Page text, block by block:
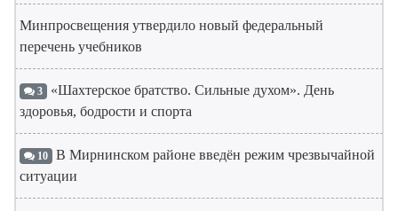
Минпросвещения утвердило новый федеральный
перечень учебников
3 «Шахтерское братство. Сильные духом». День
здоровья, бодрости и спорта
10 В Мирнинском районе введён режим чрезвычайной
ситуации